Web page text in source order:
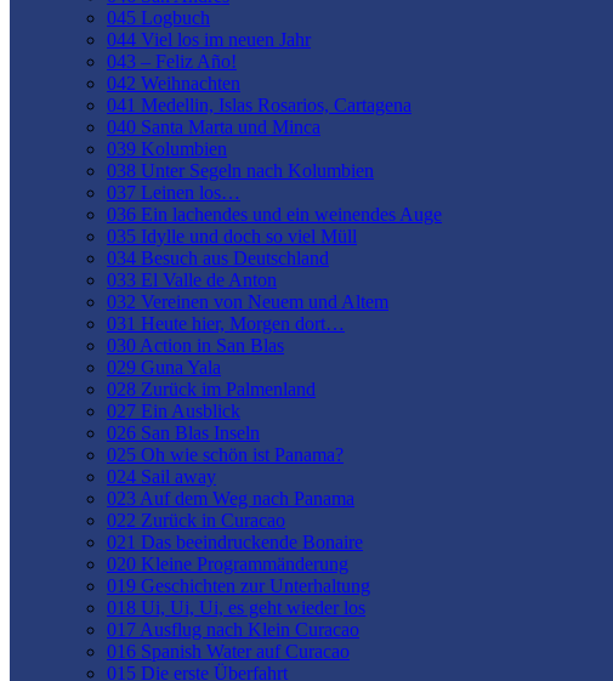
045 Logbuch
044 Viel los im neuen Jahr
043 – Feliz Año!
042 Weihnachten
041 Medellin, Islas Rosarios, Cartagena
040 Santa Marta und Minca
039 Kolumbien
038 Unter Segeln nach Kolumbien
037 Leinen los…
036 Ein lachendes und ein weinendes Auge
035 Idylle und doch so viel Müll
034 Besuch aus Deutschland
033 El Valle de Anton
032 Vereinen von Neuem und Altem
031 Heute hier, Morgen dort…
030 Action in San Blas
029 Guna Yala
028 Zurück im Palmenland
027 Ein Ausblick
026 San Blas Inseln
025 Oh wie schön ist Panama?
024 Sail away
023 Auf dem Weg nach Panama
022 Zurück in Curacao
021 Das beeindruckende Bonaire
020 Kleine Programmänderung
019 Geschichten zur Unterhaltung
018 Ui, Ui, Ui, es geht wieder los
017 Ausflug nach Klein Curacao
016 Spanish Water auf Curacao
015 Die erste Überfahrt